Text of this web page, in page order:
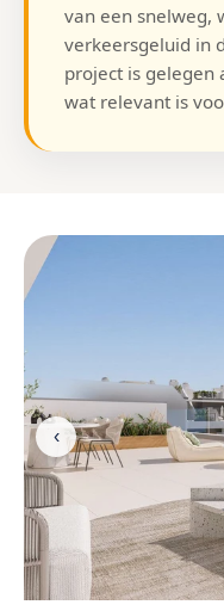
van een snelweg,
verkeersgeluid in
project is gelegen
wat relevant is
‹